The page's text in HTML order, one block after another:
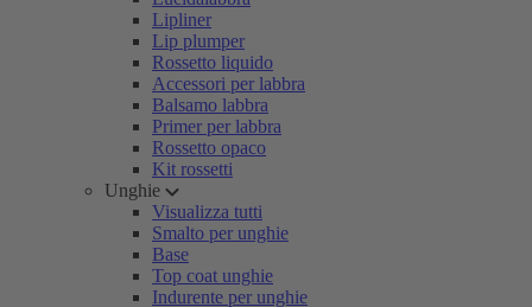
Lipliner
Lip plumper
Rossetto liquido
Accessori per labbra
Balsamo labbra
Primer per labbra
Rossetto opaco
Kit rossetti
Unghie
Visualizza tutti
Smalto per unghie
Base
Top coat unghie
Indurente per unghie